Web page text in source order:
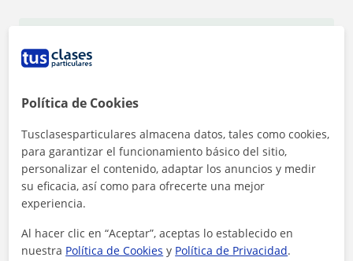
1ª clase gratis
Política de Cookies
Tusclasesparticulares almacena datos, tales como cookies,
para garantizar el funcionamiento básico del sitio,
personalizar el contenido, adaptar los anuncios y medir
su eficacia, así como para ofrecerte una mejor
experiencia.
Al hacer clic en “Aceptar”, aceptas lo establecido en
nuestra Política de Cookies y Política de Privacidad.